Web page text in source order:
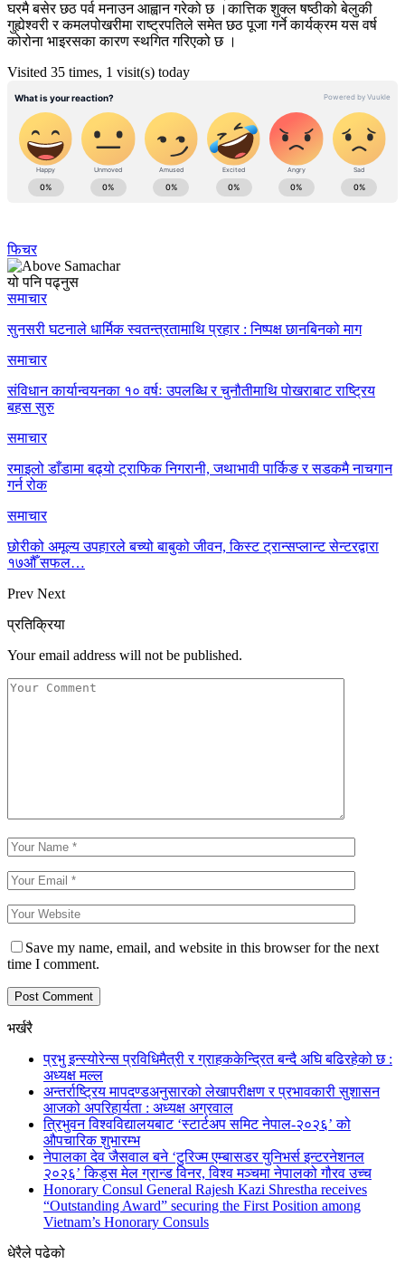
घरमै बसेर छठ पर्व मनाउन आह्वान गरेको छ ।कात्तिक शुक्ल षष्ठीको बेलुकी
गुह्येश्वरी र कमलपोखरीमा राष्ट्रपतिले समेत छठ पूजा गर्ने कार्यक्रम यस वर्ष
कोरोना भाइरसका कारण स्थगित गरिएको छ ।
Visited 35 times, 1 visit(s) today
फिचर
यो पनि पढ्नुस
समाचार
सुनसरी घटनाले धार्मिक स्वतन्त्रतामाथि प्रहार : निष्पक्ष छानबिनको माग
समाचार
संविधान कार्यान्वयनका १० वर्षः उपलब्धि र चुनौतीमाथि पोखराबाट राष्ट्रिय
बहस सुरु
समाचार
रमाइलो डाँडामा बढ्यो ट्राफिक निगरानी, जथाभावी पार्किङ र सडकमै नाचगान
गर्न रोक
समाचार
छोरीको अमूल्य उपहारले बच्यो बाबुको जीवन, किस्ट ट्रान्सप्लान्ट सेन्टरद्वारा
१७औँ सफल…
Prev Next
प्रतिक्रिया
Your email address will not be published.
Save my name, email, and website in this browser for the next
time I comment.
भर्खरै
प्रभु इन्स्योरेन्स प्रविधिमैत्री र ग्राहककेन्द्रित बन्दै अघि बढिरहेको छ :
अध्यक्ष मल्ल
अन्तर्राष्ट्रिय मापदण्डअनुसारको लेखापरीक्षण र प्रभावकारी सुशासन
आजको अपरिहार्यता : अध्यक्ष अग्रवाल
त्रिभुवन विश्वविद्यालयबाट ‘स्टार्टअप समिट नेपाल-२०२६’ को
औपचारिक शुभारम्भ
नेपालका देव जैसवाल बने ‘टुरिज्म एम्बासडर युनिभर्स इन्टरनेशनल
२०२६’ किड्स मेल ग्रान्ड विनर, विश्व मञ्चमा नेपालको गौरव उच्च
Honorary Consul General Rajesh Kazi Shrestha receives
“Outstanding Award” securing the First Position among
Vietnam’s Honorary Consuls
धेरैले पढेको